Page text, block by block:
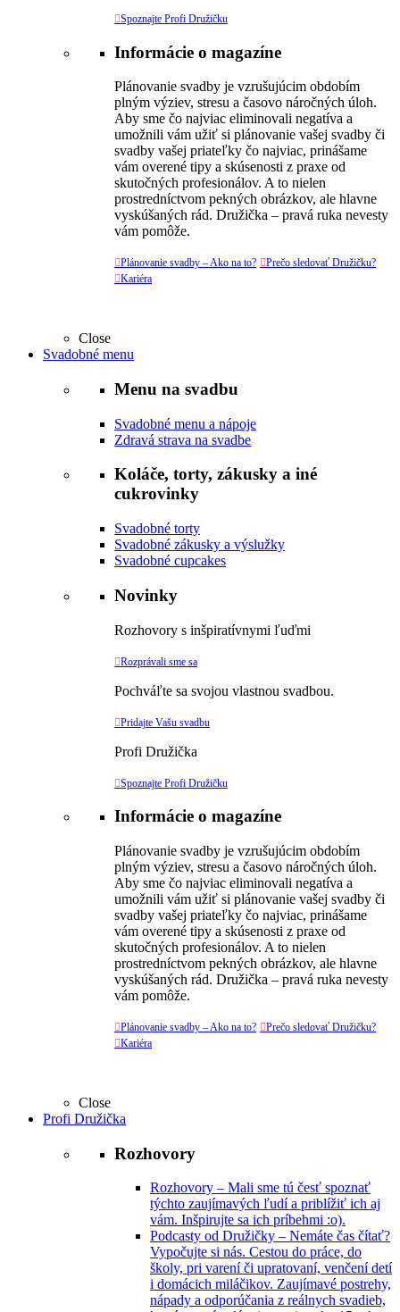
Spoznajte Profi Družičku
Informácie o magazíne
Plánovanie svadby je vzrušujúcim obdobím
plným výziev, stresu a časovo náročných úloh.
Aby sme čo najviac eliminovali negatíva a
umožnili vám užiť si plánovanie vašej svadby či
svadby vašej priateľky čo najviac, prinášame
vám overené tipy a skúsenosti z praxe od
skutočných profesionálov. A to nielen
prostredníctvom pekných obrázkov, ale hlavne
vyskúšaných rád. Družička – pravá ruka nevesty
vám pomôže.
Plánovanie svadby – Ako na to? Prečo sledovať Družičku?
Kariéra
Close
Svadobné menu
Menu na svadbu
Svadobné menu a nápoje
Zdravá strava na svadbe
Koláče, torty, zákusky a iné
cukrovinky
Svadobné torty
Svadobné zákusky a výslužky
Svadobné cupcakes
Novinky
Rozhovory s inšpiratívnymi ľuďmi
Rozprávali sme sa
Pochváľte sa svojou vlastnou svadbou.
Pridajte Vašu svadbu
Profi Družička
Spoznajte Profi Družičku
Informácie o magazíne
Plánovanie svadby je vzrušujúcim obdobím
plným výziev, stresu a časovo náročných úloh.
Aby sme čo najviac eliminovali negatíva a
umožnili vám užiť si plánovanie vašej svadby či
svadby vašej priateľky čo najviac, prinášame
vám overené tipy a skúsenosti z praxe od
skutočných profesionálov. A to nielen
prostredníctvom pekných obrázkov, ale hlavne
vyskúšaných rád. Družička – pravá ruka nevesty
vám pomôže.
Plánovanie svadby – Ako na to? Prečo sledovať Družičku?
Kariéra
Close
Profi Družička
Rozhovory
Rozhovory – Mali sme tú česť spoznať
týchto zaujímavých ľudí a priblížiť ich aj
vám. Inšpirujte sa ich príbehmi :o).
Podcasty od Družičky – Nemáte čas čítať?
Vypočujte si nás. Cestou do práce, do
školy, pri varení či upratovaní, venčení detí
i domácich miláčikov. Zaujímavé postrehy,
nápady a odporúčania z reálnych svadieb,